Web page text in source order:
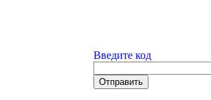
Введите код